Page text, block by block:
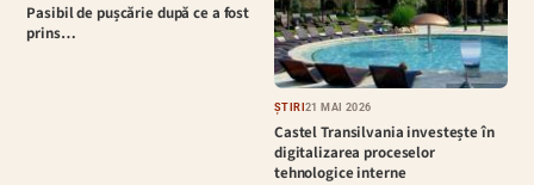
Pasibil de pușcărie după ce a fost
prins…
ȘTIRI21 MAI 2026
Castel Transilvania investește în
digitalizarea proceselor
tehnologice interne